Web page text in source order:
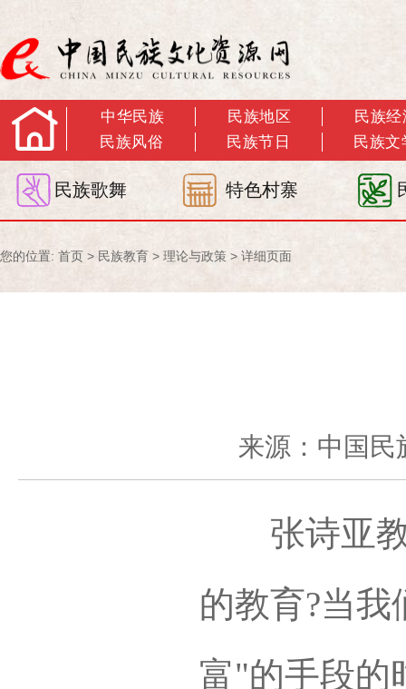
中华民族 民族地区
民族经
民族风俗
民族节日 民族文
民族歌舞 特色村寨
您的位置: 首页 > 民族教育 > 理论与政策 > 详细页面
来源：中国民
张诗亚教
的教育?当
富"的手段的